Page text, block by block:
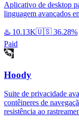
Aplicativo de desktop
linguagem avançados
♨️ 10.13K🇺🇸 36.28%
Paid
Hoody
Suite de privacidade
contêineres de
resistência ao